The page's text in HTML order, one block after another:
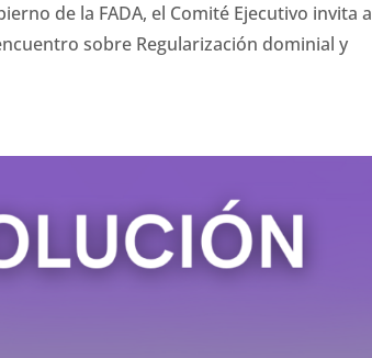
de la FADA, el Comité Ejecutivo invita a
sobre Regularización dominial y